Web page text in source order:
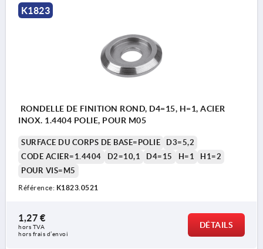
K1823
RONDELLE DE FINITION ROND, D4=15, H=1, ACIER
INOX. 1.4404 POLIE, POUR M05
SURFACE DU CORPS DE BASE=POLIE
D3=5,2
CODE ACIER=1.4404
D2=10,1 D4=15 H=1
H1=2
POUR VIS=M5
Référence: K1823.0521
1,27 €
hors TVA
hors frais d’envoi
DÉTAILS